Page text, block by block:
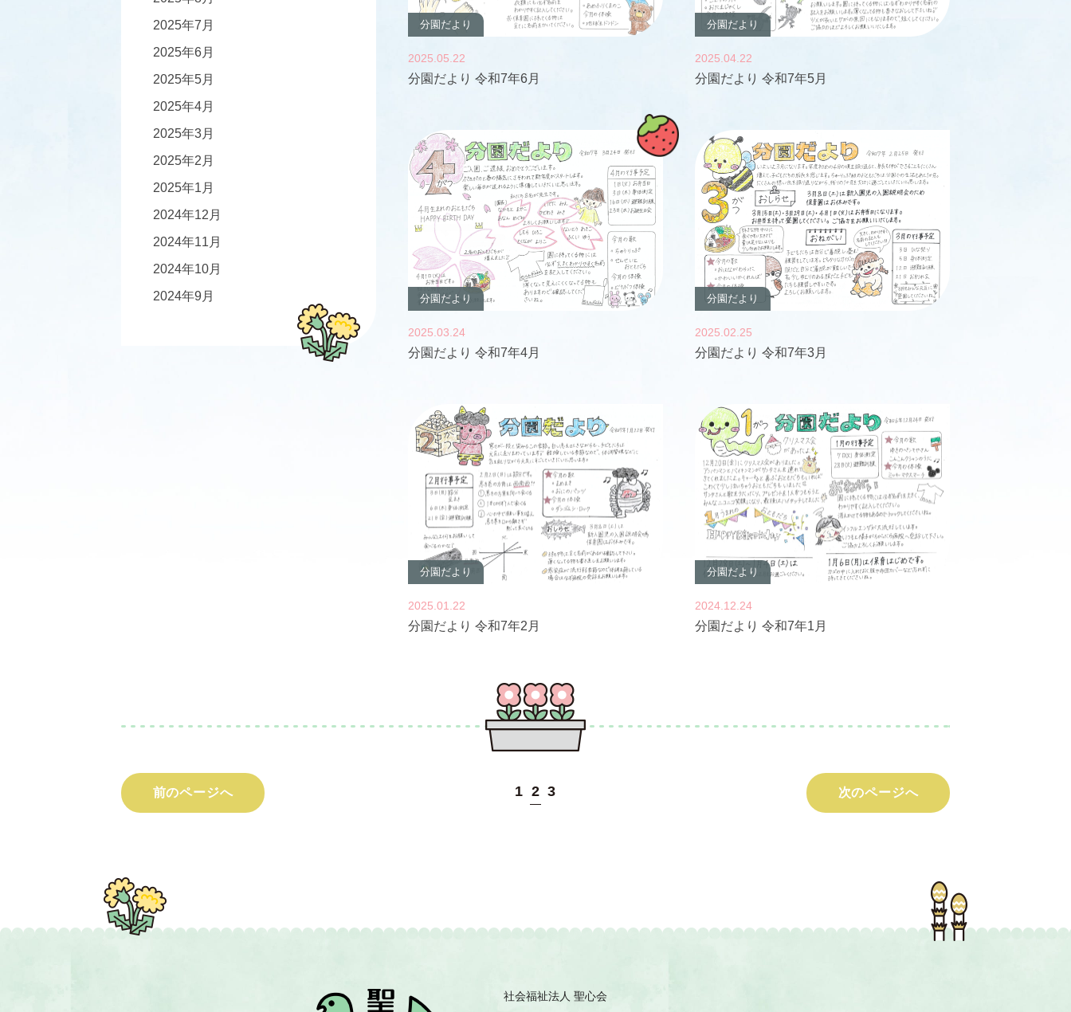
分園だより
2025.05.22
分園だより 令和7年6月
分園だより
2025.04.22
分園だより 令和7年5月
分園だより
2025.03.24
分園だより 令和7年4月
分園だより
2025.02.25
分園だより 令和7年3月
分園だより
2025.01.22
分園だより 令和7年2月
分園だより
2024.12.24
分園だより 令和7年1月
2025年7月
2025年6月
2025年5月
2025年4月
2025年3月
2025年2月
2025年1月
2024年12月
2024年11月
2024年10月
2024年9月
前のページへ 1 2 3 次のページへ
社会福祉法人 聖心会